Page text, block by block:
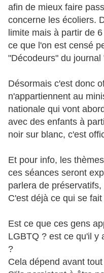
afin de mieux faire
concerne les écoliers.
limite mais à partir de
ce que l'on est censé
"Décodeurs" du journal
Désormais c'est donc
n'appartiennent au
nationale qui vont
avec des enfants à
noir sur blanc, c'est
Et pour info, les
ces séances seront
parlera de
C'est déjà ce qui se
Est ce que ces gens
LGBTQ ? est ce qu'il y
?
Cela dépend avant